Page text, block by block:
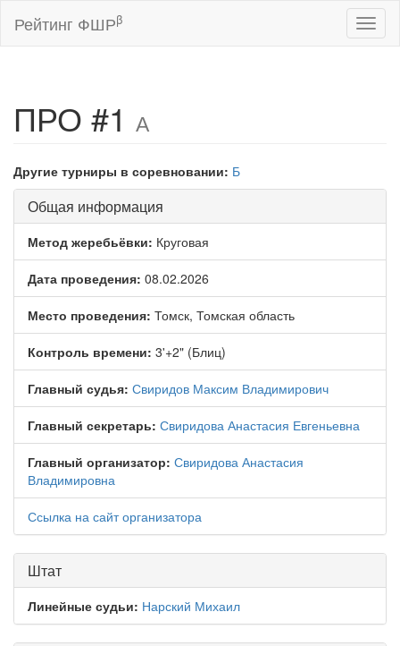
Рейтинг ФШРβ
ПРО #1 А
Другие турниры в соревновании: Б
Общая информация
Метод жеребьёвки: Круговая
Дата проведения: 08.02.2026
Место проведения: Томск, Томская область
Контроль времени: 3'+2" (Блиц)
Главный судья: Свиридов Максим Владимирович
Главный секретарь: Свиридова Анастасия Евгеньевна
Главный организатор: Свиридова Анастасия
Владимировна
Ссылка на сайт организатора
Штат
Линейные судьи: Нарский Михаил